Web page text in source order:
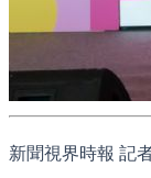
新聞視界時報 記